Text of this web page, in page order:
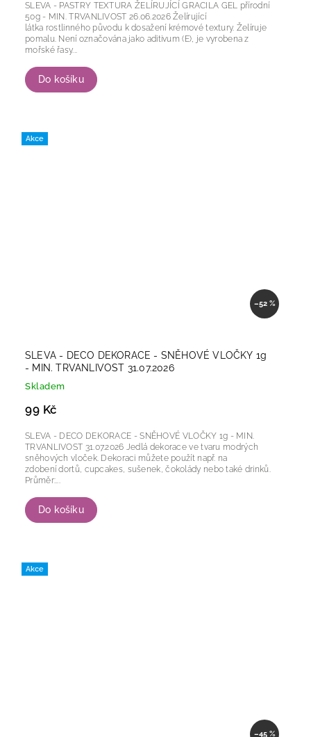
Do košíku
SLEVA - PASTRY TEXTURA ŽELÍRUJÍCÍ GRACILA GEL přírodní
50g - MIN. TRVANLIVOST 26.06.2026 Želírující
látka rostlinného původu k dosažení krémové textury. Želíruje
pomalu. Není označována jako aditivum (E), je vyrobena z
mořské řasy...
Akce
–52 %
SLEVA - DECO DEKORACE - SNĚHOVÉ VLOČKY 1g
- MIN. TRVANLIVOST 31.07.2026
Skladem
99 Kč
Do košíku
SLEVA - DECO DEKORACE - SNĚHOVÉ VLOČKY 1g - MIN.
TRVANLIVOST 31.07.2026 Jedlá dekorace ve tvaru modrých
sněhových vloček. Dekoraci můžete použít např. na
zdobení dortů, cupcakes, sušenek, čokolády nebo také drinků.
Průměr:...
Akce
–45 %